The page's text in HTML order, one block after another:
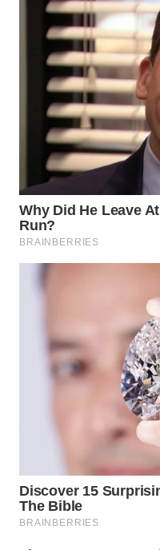
WN
DANAU
TOBA
WN
NIAS
WN
LANGKAT
WN
TAPANULI
SELATAN
LESUNG
WN
WN
WN
LABUHANBATU